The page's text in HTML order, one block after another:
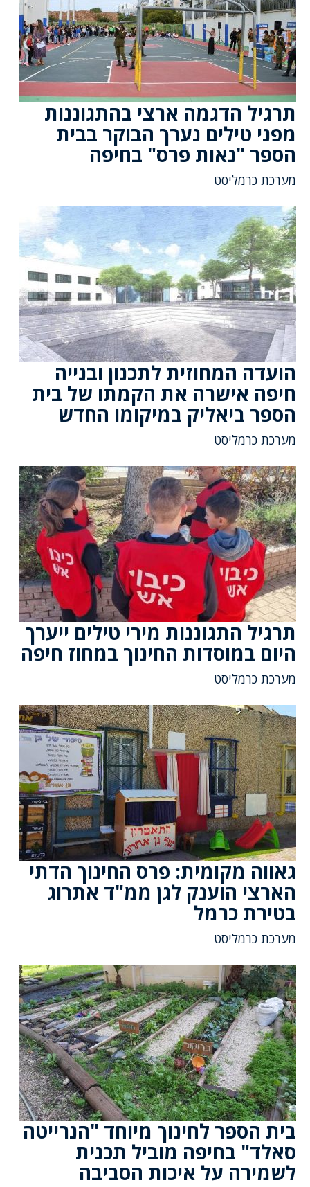
תרגיל הדגמה ארצי בהתגוננות
מפני טילים נערך הבוקר בבית
הספר "נאות פרס" בחיפה
מערכת כרמליסט
הועדה המחוזית לתכנון ובנייה
חיפה אישרה את הקמתו של בית
הספר ביאליק במיקומו החדש
מערכת כרמליסט
תרגיל התגוננות מירי טילים ייערך
היום במוסדות החינוך במחוז חיפה
מערכת כרמליסט
גאווה מקומית: פרס החינוך הדתי
הארצי הוענק לגן ממ"ד אתרוג
בטירת כרמל
מערכת כרמליסט
בית הספר לחינוך מיוחד "הנרייטה
סאלד" בחיפה מוביל תכנית
לשמירה על איכות הסביבה